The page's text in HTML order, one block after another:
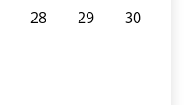
28 29
30